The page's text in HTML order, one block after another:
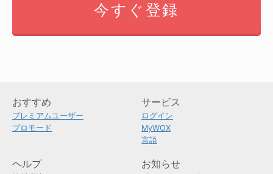
今すぐ登録
おすすめ
プレミアムユーザー
プロモード
サービス
ログイン
MyWOX
言語
ヘルプ お知らせ